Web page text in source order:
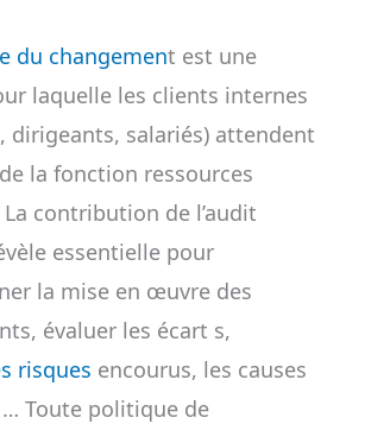
du changement est une
laquelle les clients internes
dirigeants, salariés) attendent
la fonction ressources
contribution de l’audit
essentielle pour
la mise en œuvre des
évaluer les écart s,
risques encourus, les causes
Toute politique de